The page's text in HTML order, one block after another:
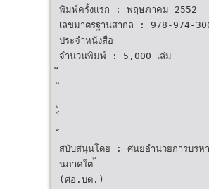
พิมพ์ครั้งแรก : พฤษภาคม 2552
เลขมาตรฐานสากล : 978-974-
ประจำหนังสือ
จำนวนพิมพ์ : 5,000 เล่ม
สบับสนุนโดย : ศนยอำนวยการบรห
นภาคใต ้
(ศอ.บต.)